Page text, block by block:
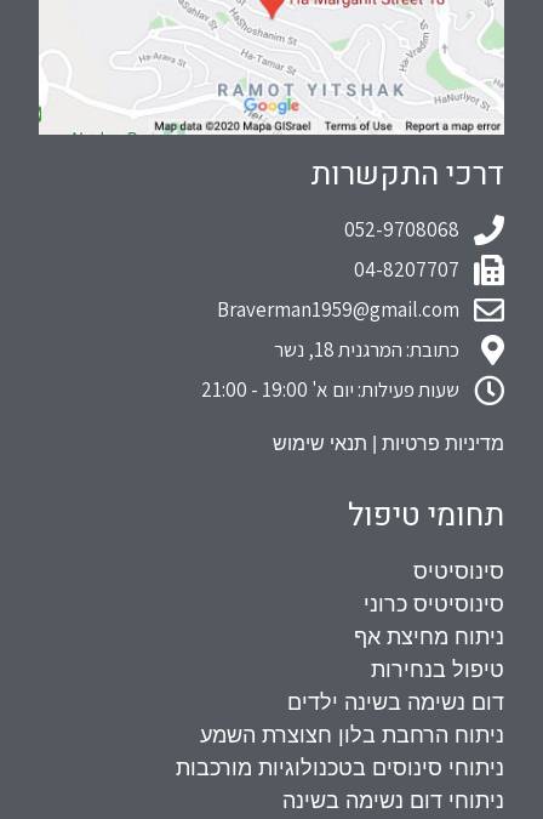
תחומי טיפול
סינוסיטיס
סינוסיטיס כרוני
ניתוח מחיצת אף
טיפול בנחירות
דום נשימה בשינה ילדים
ניתוח הרחבת בלון חצוצרת השמע
ניתוחי סינוסים בטכנולוגיות מורכבות
ניתוחי דום נשימה בשינה
דרכי התקשרות
052-9708068
04-8207707
Braverman1959@gmail.com
כתובת: המרגנית 18, נשר
שעות פעילות: יום א' 19:00 - 21:00
מדיניות פרטיות תנאי שימוש